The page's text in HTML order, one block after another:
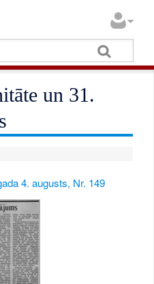
un 31.
4. augusts, Nr. 149